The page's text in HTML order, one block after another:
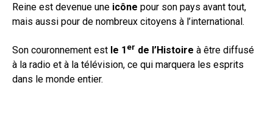
Reine est devenue une icône pour son pays avant tout,
mais aussi pour de nombreux citoyens à l’international.
Son couronnement est le 1 er de l’Histoire à être diffusé
à la radio et à la télévision, ce qui marquera les esprits
dans le monde entier.